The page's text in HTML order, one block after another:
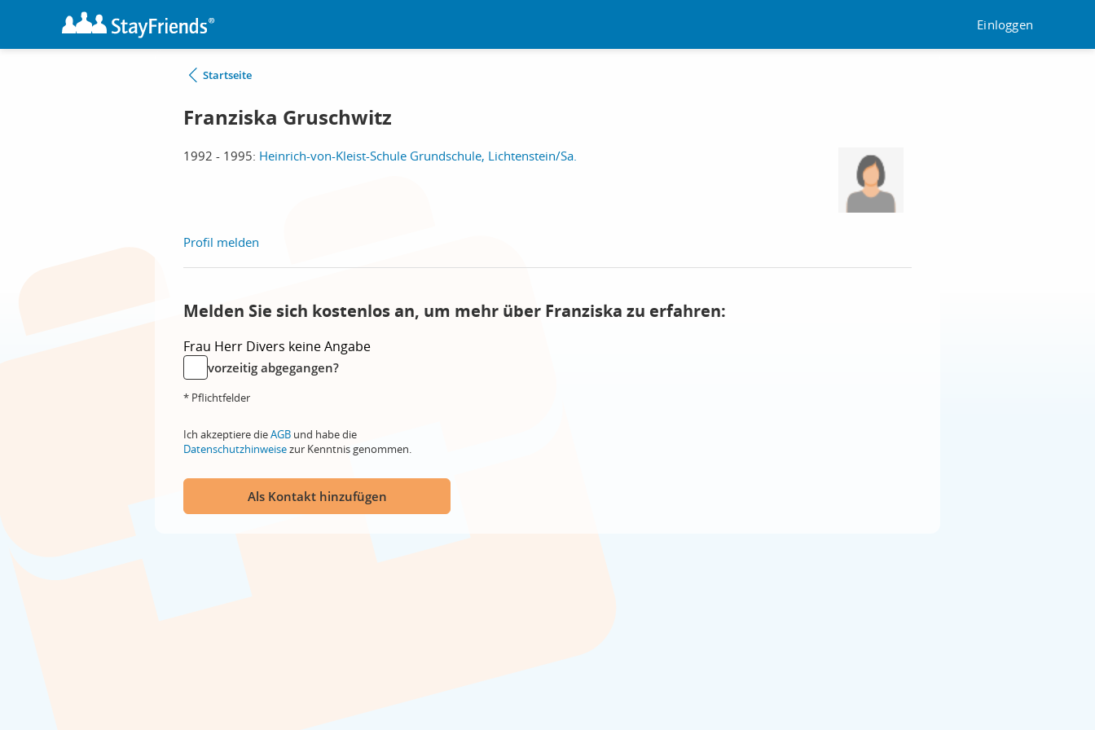
Einloggen
Startseite
Franziska Gruschwitz
1992 - 1995: Heinrich-von-Kleist-Schule Grundschule, Lichtenstein/Sa.
Profil melden
Melden Sie sich kostenlos an, um mehr über Franziska zu erfahren:
Frau Herr Divers keine Angabe
vorzeitig abgegangen?
* Pflichtfelder
Ich akzeptiere dieAGB und habe die
Datenschutzhinweisezur Kenntnis genommen.
Als Kontakt hinzufügen